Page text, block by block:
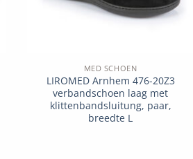
MED SCHOEN
LIROMED Arnhem 476-20Z3
verbandschoen laag met
klittenbandsluitung, paar,
breedte L